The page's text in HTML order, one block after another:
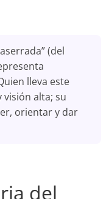
(del
lleva este
alta; su
orientar y dar
del